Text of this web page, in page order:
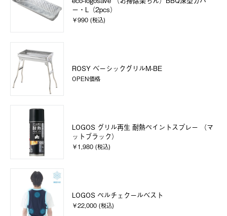
ー・L（2pcs）
￥990 (税込)
ROSY ベーシックグリルM-BE
OPEN価格
LOGOS グリル再生 耐熱ペイントスプレー （マ
ットブラック）
￥1,980 (税込)
LOGOS ペルチェクールベスト
￥22,000 (税込)